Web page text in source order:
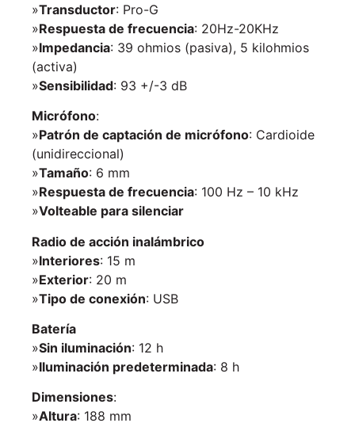
»Transductor: Pro-G
»Respuesta de frecuencia: 20Hz-20KHz
»Impedancia: 39 ohmios (pasiva), 5 kilohmios
(activa)
»Sensibilidad: 93 +/-3 dB
Micrófono:
»Patrón de captación de micrófono: Cardioide
(unidireccional)
»Tamaño: 6 mm
»Respuesta de frecuencia: 100 Hz – 10 kHz
»Volteable para silenciar
Radio de acción inalámbrico
»Interiores: 15 m
»Exterior: 20 m
»Tipo de conexión: USB
Batería
»Sin iluminación: 12 h
»Iluminación predeterminada: 8 h
Dimensiones:
»Altura: 188 mm